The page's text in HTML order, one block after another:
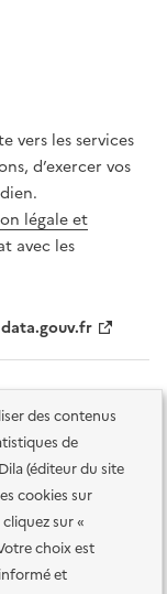
des contenus
de
(éditeur du site
cookies sur
sur «
choix est
et
vers les services
d’exercer vos
légale et
avec les
data.gouv.fr
Accessibilité des
et sécurité